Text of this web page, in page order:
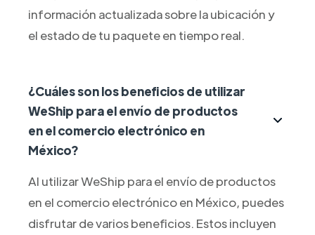
información actualizada sobre la ubicación y
el estado de tu paquete en tiempo real.
¿Cuáles son los beneficios de utilizar
WeShip para el envío de productos
en el comercio electrónico en
México?
Al utilizar WeShip para el envío de productos
en el comercio electrónico en México, puedes
disfrutar de varios beneficios. Estos incluyen